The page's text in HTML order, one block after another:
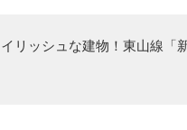
リッシュな建物！東山線「